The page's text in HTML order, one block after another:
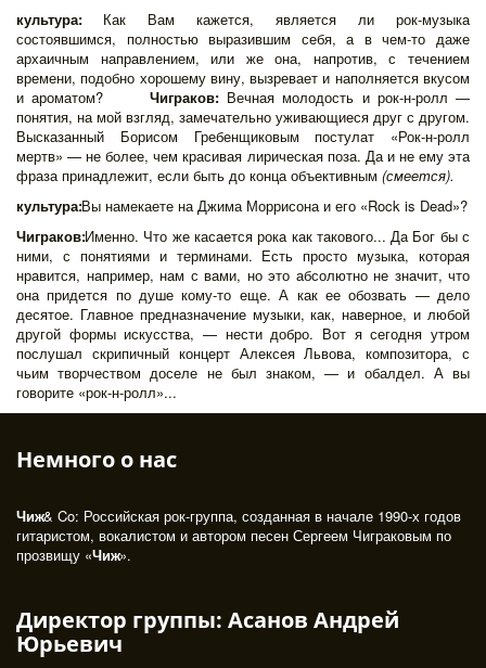
культура:Как Вам кажется, является ли рок-музыка
состоявшимся, полностью выразившим себя, а в чем-то даже
архаичным направлением, или же она, напротив, с течением
времени, подобно хорошему вину, вызревает и наполняется вкусом
и ароматом?Чиграков:Вечная молодость и рок-н-ролл —
понятия, на мой взгляд, замечательно уживающиеся друг с другом.
Высказанный Борисом Гребенщиковым постулат «Рок-н-ролл
мертв» — не более, чем красивая лирическая поза. Да и не ему эта
фраза принадлежит, если быть до конца объективным (смеется).
культура:Вы намекаете на Джима Моррисона и его «Rock is Dead»?
Чиграков:Именно. Что же касается рока как такового... Да Бог бы с
ними, с понятиями и терминами. Есть просто музыка, которая
нравится, например, нам с вами, но это абсолютно не значит, что
она придется по душе кому-то еще. А как ее обозвать — дело
десятое. Главное предназначение музыки, как, наверное, и любой
другой формы искусства, — нести добро. Вот я сегодня утром
послушал скрипичный концерт Алексея Львова, композитора, с
чьим творчеством доселе не был знаком, — и обалдел. А вы
говорите «рок-н-ролл»...
Немного о нас
Чиж& Co: Российская рок-группа, созданная в начале 1990-х годов
гитаристом, вокалистом и автором песен Сергеем Чиграковым по
прозвищу «Чиж».
Директор группы: Асанов Андрей
Юрьевич